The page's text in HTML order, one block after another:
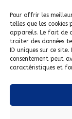
Pour offrir les
telles que les
appareils. Le fait de
traiter des données
ID uniques sur ce
consentement peut
caractéristiques et
Trouvez-nous
Mentions
Conditions
Politique de